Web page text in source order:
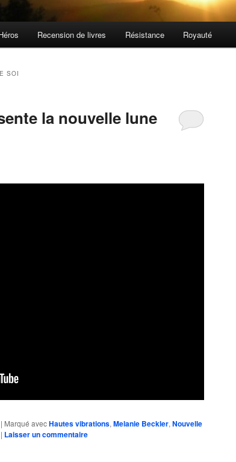
Recension de livres Résistance Royauté
SOI
la nouvelle lune
| Marqué avecHautes vibrations, Melanie Beckler, Nouvelle
| Laisser un commentaire